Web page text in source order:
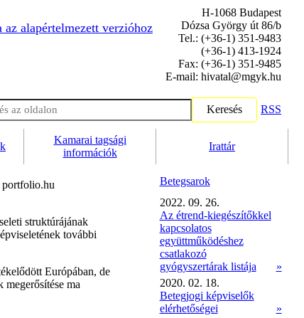
az alapértelmezett verzióhoz
H-1068 Budapest
Dózsa György út 86/b
Tel.: (+36-1) 351-9483
(+36-1) 413-1924
Fax: (+36-1) 351-9485
E-mail: hivatal@mgyk.hu
Keresés RSS
Kamarai tagsági
információk
Irattár
portfolio.hu
struktúrájának
további
Európában, de
megerősítése ma
Betegsarok
2022. 09. 26.
Az étrend-kiegészítőkkel
kapcsolatos
együttműködéshez
csatlakozó
gyógyszertárak listája
»
2020. 02. 18.
Betegjogi képviselők
elérhetőségei
»